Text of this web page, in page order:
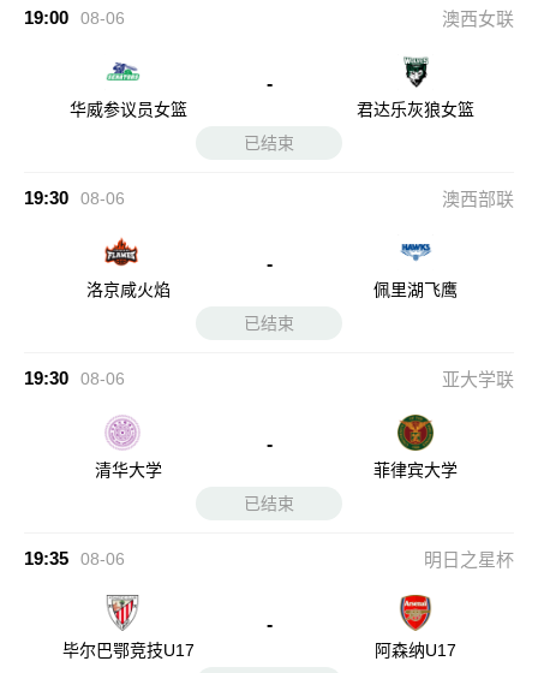
19:00 08-06 澳西女联
华威参议员女篮
-
君达乐灰狼女篮
已结束
19:30 08-06 澳西部联
洛京咸火焰
-
佩里湖飞鹰
已结束
19:30 08-06 亚大学联
清华大学
-
菲律宾大学
已结束
19:35 08-06 明日之星杯
毕尔巴鄂竞技U17
-
阿森纳U17